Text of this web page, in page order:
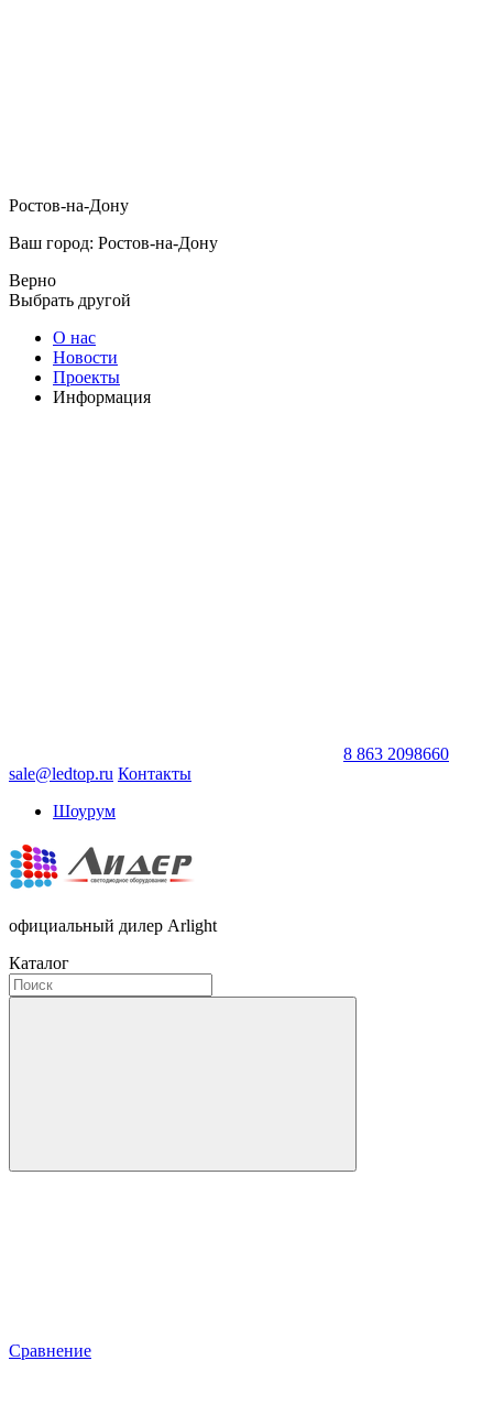
Ростов-на-Дону
Ваш город: Ростов-на-Дону
Верно
Выбрать другой
О нас
Новости
Проекты
Информация
8 863 2098660
sale@ledtop.ru Контакты
Шоурум
официальный дилер Arlight
Каталог
Сравнение